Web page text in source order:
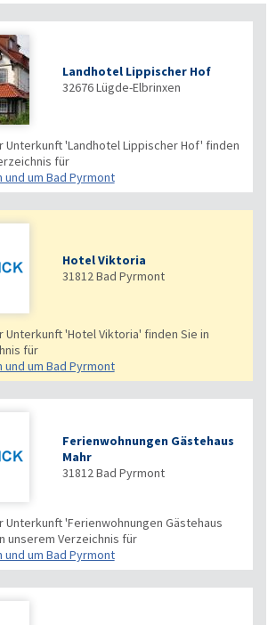
Landhotel Lippischer Hof
32676Lügde-Elbrinxen
Unterkunft 'Landhotel Lippischer Hof' finden
für
und um Bad Pyrmont
Hotel Viktoria
31812Bad Pyrmont
Unterkunft 'Hotel Viktoria' finden Sie in
für
und um Bad Pyrmont
Ferienwohnungen Gästehaus
Mahr
31812Bad Pyrmont
Unterkunft 'Ferienwohnungen Gästehaus
unserem Verzeichnis für
und um Bad Pyrmont